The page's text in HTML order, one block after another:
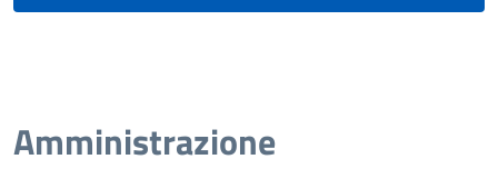
Amministrazione